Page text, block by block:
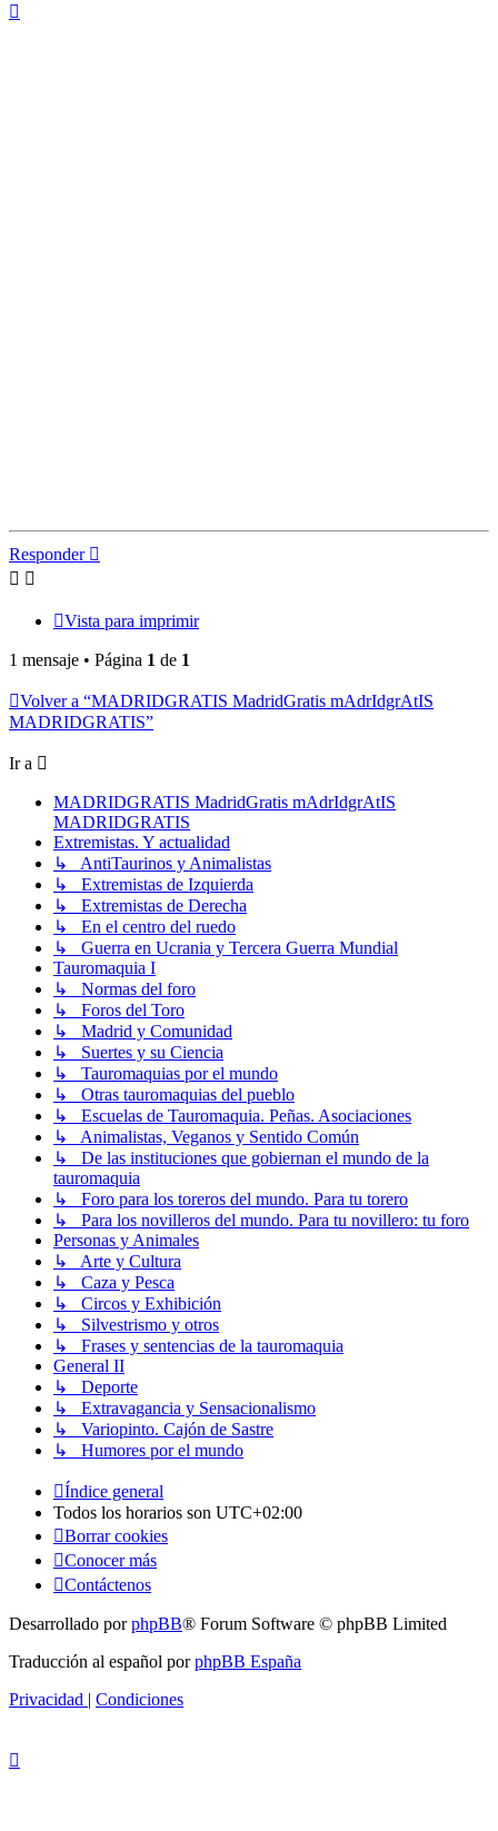
Responder
Vista para imprimir
1 mensaje • Página 1 de 1
Volver a “MADRIDGRATIS MadridGratis mAdrIdgrAtIS
MADRIDGRATIS”
Ir a
MADRIDGRATIS MadridGratis mAdrIdgrAtIS
MADRIDGRATIS
Extremistas. Y actualidad
↳ AntiTaurinos y Animalistas
↳ Extremistas de Izquierda
↳ Extremistas de Derecha
↳ En el centro del ruedo
↳ Guerra en Ucrania y Tercera Guerra Mundial
Tauromaquia I
↳ Normas del foro
↳ Foros del Toro
↳ Madrid y Comunidad
↳ Suertes y su Ciencia
↳ Tauromaquias por el mundo
↳ Otras tauromaquias del pueblo
↳ Escuelas de Tauromaquia. Peñas. Asociaciones
↳ Animalistas, Veganos y Sentido Común
↳ De las instituciones que gobiernan el mundo de la
tauromaquia
↳ Foro para los toreros del mundo. Para tu torero
↳ Para los novilleros del mundo. Para tu novillero: tu foro
Personas y Animales
↳ Arte y Cultura
↳ Caza y Pesca
↳ Circos y Exhibición
↳ Silvestrismo y otros
↳ Frases y sentencias de la tauromaquia
General II
↳ Deporte
↳ Extravagancia y Sensacionalismo
↳ Variopinto. Cajón de Sastre
↳ Humores por el mundo
Índice general
Todos los horarios son UTC+02:00
Borrar cookies
Conocer más
Contáctenos
Desarrollado porphpBB® Forum Software © phpBB Limited
Traducción al español porphpBB España
Privacidad | Condiciones